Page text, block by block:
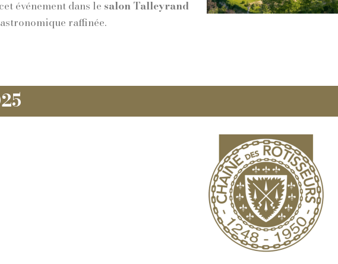
événement dans le salon Talleyrand
raffinée.